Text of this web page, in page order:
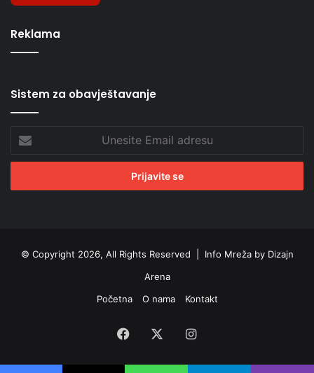
Reklama
Sistem za obavještavanje
Email
adresu
© Copyright 2026, All Rights Reserved | Info Mreža by Dizajn
Arena
Početna
O nama Kontakt
Facebook Instagram